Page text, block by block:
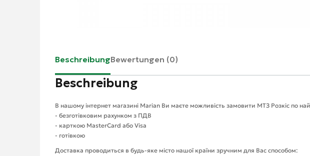
BeschreibungBewertungen (0)
Beschreibung
В нашому інтернет магазині Marian Ви маєте можливість замовити МТЗ Розкіс по
- безготівковим рахунком з ПДВ
- карткою MasterCard або Visa
- готівкою
Доставка проводиться в будь-яке місто нашої країни зручним для Вас способом: